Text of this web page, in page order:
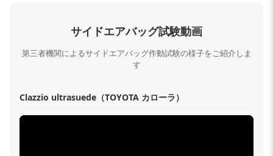
サイドエアバッグ試験動画
第三者機関によるサイドエアバッグ作動試験の様子をご紹介しま
す
Clazzio ultrasuede（TOYOTA カローラ）